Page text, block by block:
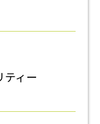
ティー